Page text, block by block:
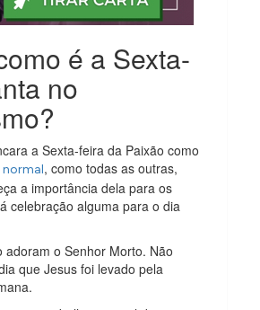
é a Sexta-
no
a Sexta-feira da Paixão como
, como todas as outras,
a importância dela para os
celebração alguma para o dia
adoram o Senhor Morto. Não
que Jesus foi levado pela